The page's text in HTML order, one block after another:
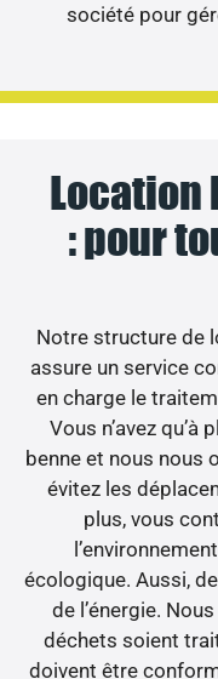
société pour
Location
: pour
Notre structure de
assure un service
en charge le
Vous n’avez
benne et nous nous
évitez les
plus, vous
écologique. Aussi,
de l’énergie.
déchets soient
doivent être